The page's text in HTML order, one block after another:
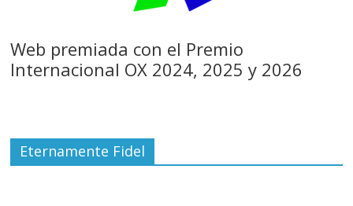
Web premiada con el Premio
Internacional OX 2024, 2025 y 2026
Eternamente Fidel